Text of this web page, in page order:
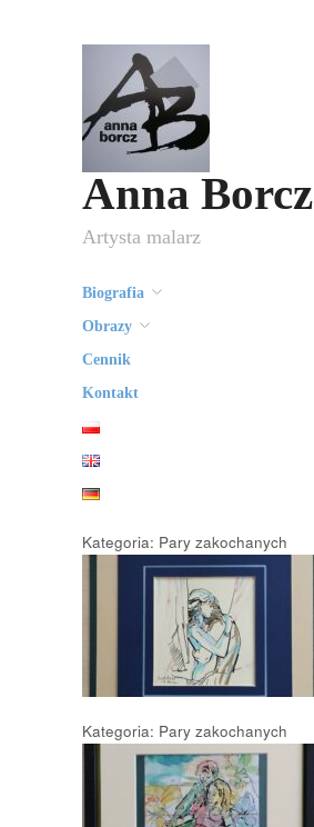
Anna Borcz
Artysta malarz
Biografia
Obrazy
Cennik
Kontakt
Kategoria: Pary zakochanych
Kategoria: Pary zakochanych